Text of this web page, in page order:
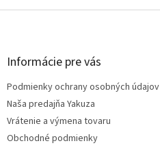
Z
Informácie pre vás
Podmienky ochrany osobných údajov
Naša predajňa Yakuza
Vrátenie a výmena tovaru
Obchodné podmienky